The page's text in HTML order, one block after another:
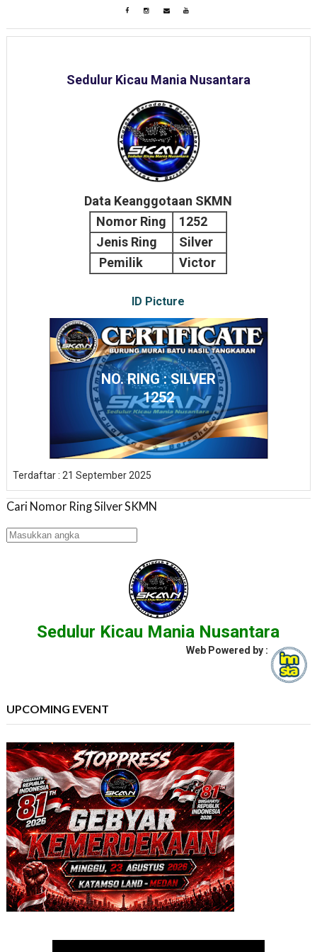
Sedulur Kicau Mania Nusantara
Data Keanggotaan SKMN
Nomor Ring
1252
Jenis Ring
Silver
Pemilik
Victor
ID Picture
NO. RING : SILVER
1252
Terdaftar : 21 September 2025
Cari Nomor Ring Silver SKMN
Sedulur Kicau Mania Nusantara
Web Powered by :
UPCOMING EVENT